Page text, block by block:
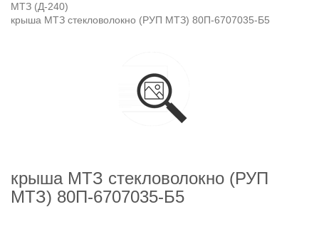
МТЗ (Д-240)
крыша МТЗ стекловолокно (РУП МТЗ) 80П-6707035-Б5
крыша МТЗ стекловолокно (РУП
МТЗ) 80П-6707035-Б5